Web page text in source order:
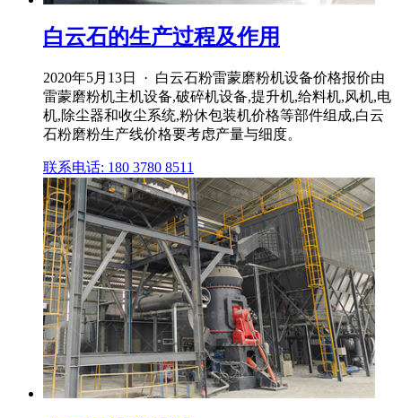
白云石的生产过程及作用
2020年5月13日 · 白云石粉雷蒙磨粉机设备价格报价由
雷蒙磨粉机主机设备,破碎机设备,提升机,给料机,风机,电
机,除尘器和收尘系统,粉休包装机价格等部件组成,白云
石粉磨粉生产线价格要考虑产量与细度。
联系电话: 180 3780 8511